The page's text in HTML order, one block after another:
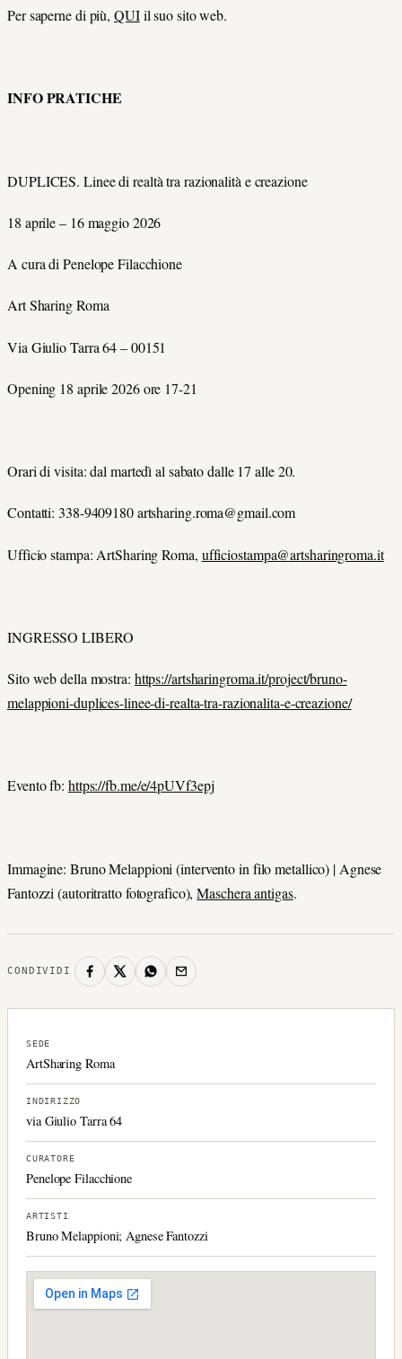
Per saperne di più,QUIil suo sito web.
INFO PRATICHE
DUPLICES. Linee di realtà tra razionalità e creazione
18 aprile – 16 maggio 2026
A cura di Penelope Filacchione
Art Sharing Roma
Via Giulio Tarra 64 – 00151
Opening 18 aprile 2026 ore 17-21
Orari di visita: dal martedì al sabato dalle 17 alle 20.
Contatti: 338-9409180 artsharing.roma@gmail.com
Ufficio stampa: ArtSharing Roma, ufficiostampa@artsharingroma.it
INGRESSO LIBERO
Sito web della mostra: https://artsharingroma.it/project/bruno-
melappioni-duplices-linee-di-realta-tra-razionalita-e-creazione/
Evento fb: https://fb.me/e/4pUVf3epj
Immagine: Bruno Melappioni (intervento in filo metallico) | Agnese
Fantozzi (autoritratto fotografico),Maschera antigas.
CONDIVIDI
SEDE
ArtSharing Roma
INDIRIZZO
via Giulio Tarra 64
CURATORE
Penelope Filacchione
ARTISTI
Bruno Melappioni; Agnese Fantozzi